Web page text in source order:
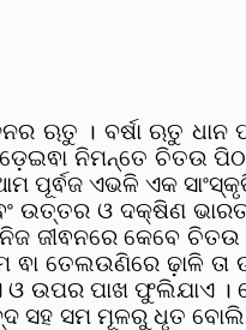
ଋତୁ । ବର୍ଷା ଋତୁ
ନିମନ୍ତେ ଚିତଉ
ପୂର୍ଵଜ ଏଭଳି ଏକ
ଉତ୍ତର ଓ ଦକ୍ଷିଣ
ଜୀଵନରେ କେବେ
ଢ଼ାଳି ତା
ଓ ଉପର ପାଖ ଫୁଲିଯାଏ
ସହ ସମ ମୂଳରୁ ଧୃତ